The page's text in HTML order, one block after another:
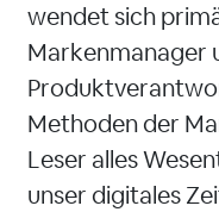
wendet sich
Markenmanager
Methoden der
Leser alles
unser digitales